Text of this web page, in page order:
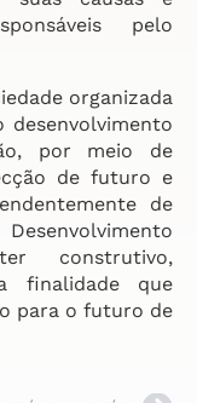
pelo
organizada
por meio de
de futuro e
de
construtivo,
finalidade que
para o futuro de